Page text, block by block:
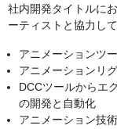
社内開発タイトルに
ーティストと協力し
アニメーションツ
アニメーションリ
DCCツールからエ
の開発と自動化
アニメーション技